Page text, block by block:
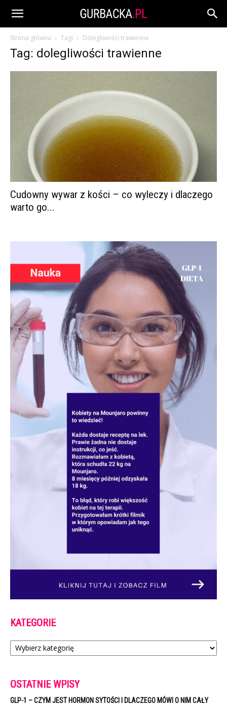
Strona główna Tagi Dolegliwości trawienne
Tag: dolegliwości trawienne
Cudowny wywar z kości – co wyleczy i dlaczego
warto go...
KATEGORIE
Kategorie
OSTATNIE WPISY
GLP-1 – CZYM JEST HORMON SYTOŚCI I DLACZEGO MÓWI O NIM CAŁY